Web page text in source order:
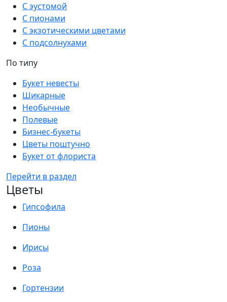
С эустомой
С пионами
С экзотическими цветами
С подсолнухами
По типу
Букет невесты
Шикарные
Необычные
Полевые
Бизнес-букеты
Цветы поштучно
Букет от флориста
Перейти в раздел
Цветы
Гипсофила
Пионы
Ирисы
Роза
Гортензии